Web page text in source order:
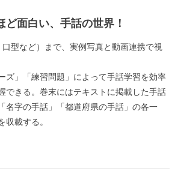
面白い、手話の世界！
型など）まで、実例写真と動画連携で視
ズ」「練習問題」によって手話学習を効率
できる。巻末にはテキストに掲載した手話
名字の手話」「都道府県の手話」の各一
載する。